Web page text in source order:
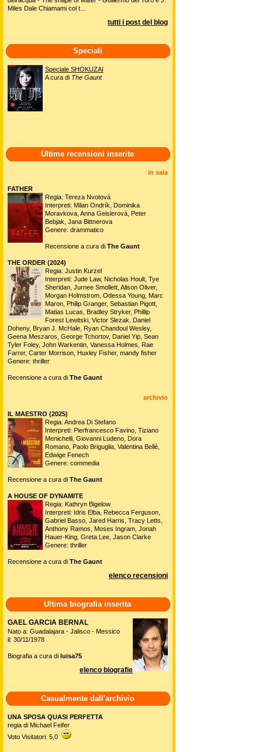
Miles Dale Chiamami col t...
tutti i post del blog
Speciali
Speciale SHOKUZAI
A cura di The Gaunt
Ultime recensioni inserite
in sala
FATHER
Regia: Tereza Nvotová
Interpreti: Milan Ondrík, Dominika
Moravkova, Anna Geislerová, Peter
Bebjak, Jana Bittnerova
Genere: drammatico
Recensione a cura di The Gaunt
THE ORDER (2024)
Regia: Justin Kurzel
Interpreti: Jude Law, Nicholas Hoult, Tye
Sheridan, Jurnee Smollett, Alison Oliver,
Morgan Holmstrom, Odessa Young, Marc
Maron, Philip Granger, Sebastian Pigott,
Matias Lucas, Bradley Stryker, Phillip
Forest Lewitski, Victor Slezak, Daniel
Doheny, Bryan J. McHale, Ryan Chandoul Wesley,
Geena Meszaros, George Tchortov, Daniel Yip, Sean
Tyler Foley, John Warkentin, Vanessa Holmes, Rae
Farrer, Carter Morrison, Huxley Fisher, mandy fisher
Genere: thriller
Recensione a cura di The Gaunt
archivio
IL MAESTRO (2025)
Regia: Andrea Di Stefano
Interpreti: Pierfrancesco Favino, Tiziano
Menichelli, Giovanni Ludeno, Dora
Romano, Paolo Briguglia, Valentina Bellè,
Edwige Fenech
Genere: commedia
Recensione a cura di The Gaunt
A HOUSE OF DYNAMITE
Regia: Kathryn Bigelow
Interpreti: Idris Elba, Rebecca Ferguson,
Gabriel Basso, Jared Harris, Tracy Letts,
Anthony Ramos, Moses Ingram, Jonah
Hauer-King, Greta Lee, Jason Clarke
Genere: thriller
Recensione a cura di The Gaunt
elenco recensioni
Ultima biografia inserita
GAEL GARCIA BERNAL
Nato a: Guadalajara - Jalisco - Messico
il: 30/11/1978
Biografia a cura di luisa75
elenco biografie
Casualmente dall'archivio
UNA SPOSA QUASI PERFETTA
regia di Michael Feifer
Voto Visitatori: 5,0